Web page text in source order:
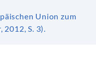
Union zum
S. 3).